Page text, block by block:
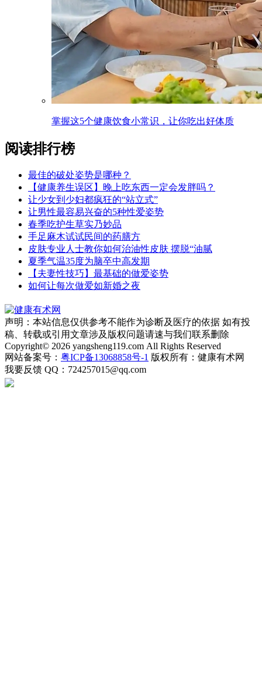
掌握这5个健康饮食小常识，让你吃出好体质
阅读排行榜
最佳的破处姿势是哪种？
【健康养生误区】晚上吃东西一定会发胖吗？
让少女到少妇都疯狂的“站立式”
让男性最容易兴奋的5种性爱姿势
春季吃护生草实乃妙品
手足麻木试试民间的药膳方
皮肤专业人士教你如何治油性皮肤 摆脱“油腻
夏季气温35度为脑卒中高发期
【夫妻性技巧】最基础的做爱姿势
如何让每次做爱如新婚之夜
声明：本站信息仅供参考不能作为诊断及医疗的依据 如有投
稿、转载或引用文章涉及版权问题请速与我们联系删除
Copyright© 2026 yangsheng119.com All Rights Reserved
网站备案号： 粤ICP备13068858号-1 版权所有：健康有术网
我要反馈 QQ：724257015@qq.com